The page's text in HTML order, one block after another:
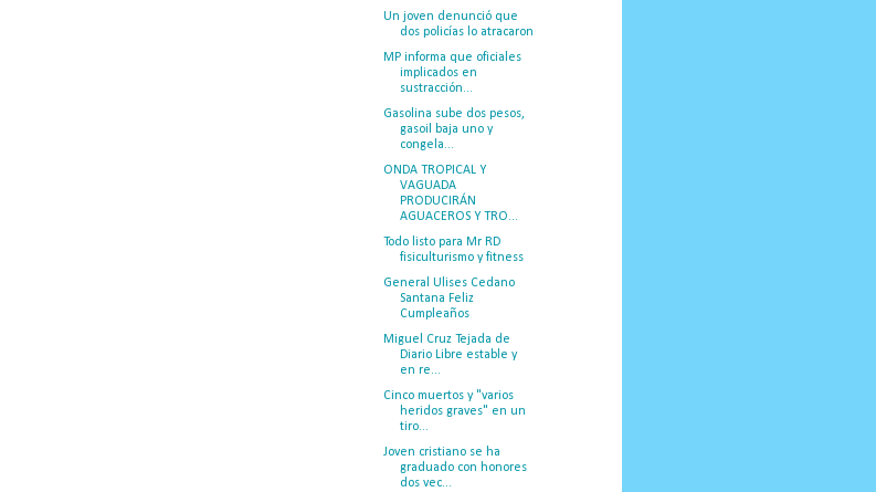
Un joven denunció que
dos policías lo atracaron
MP informa que oficiales
implicados en
sustracción...
Gasolina sube dos pesos,
gasoil baja uno y
congela...
ONDA TROPICAL Y
VAGUADA
PRODUCIRÁN
AGUACEROS Y TRO...
Todo listo para Mr RD
fisiculturismo y fitness
General Ulises Cedano
Santana Feliz
Cumpleaños
Miguel Cruz Tejada de
Diario Libre estable y
en re...
Cinco muertos y "varios
heridos graves" en un
tiro...
Joven cristiano se ha
graduado con honores
dos vec...